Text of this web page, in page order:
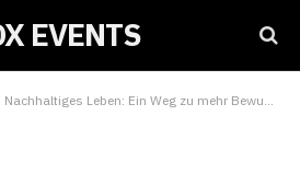
EVENTS
Nachhaltiges Leben: Ein Weg zu mehr Bewusstsein und weniger Ballast